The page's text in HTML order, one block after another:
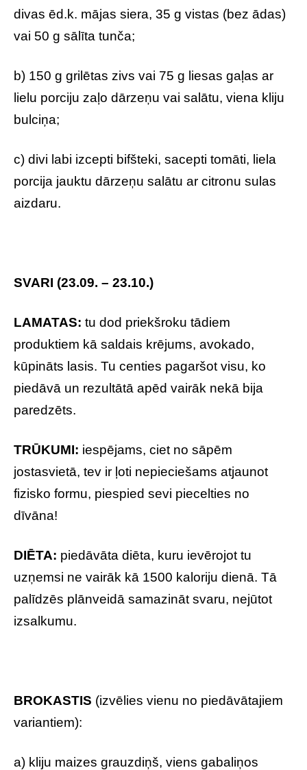
divas ēd.k. mājas siera, 35 g vistas (bez ādas)
vai 50 g sālīta tunča;
b) 150 g grilētas zivs vai 75 g liesas gaļas ar
lielu porciju zaļo dārzeņu vai salātu, viena kliju
bulciņa;
c) divi labi izcepti bifšteki, sacepti tomāti, liela
porcija jauktu dārzeņu salātu ar citronu sulas
aizdaru.
SVARI (23.09. – 23.10.)
LAMATAS: tu dod priekšroku tādiem
produktiem kā saldais krējums, avokado,
kūpināts lasis. Tu centies pagaršot visu, ko
piedāvā un rezultātā apēd vairāk nekā bija
paredzēts.
TRŪKUMI: iespējams, ciet no sāpēm
jostasvietā, tev ir ļoti nepieciešams atjaunot
fizisko formu, piespied sevi piecelties no
dīvāna!
DIĒTA: piedāvāta diēta, kuru ievērojot tu
uzņemsi ne vairāk kā 1500 kaloriju dienā. Tā
palīdzēs plānveidā samazināt svaru, nejūtot
izsalkumu.
BROKASTIS (izvēlies vienu no piedāvātajiem
variantiem):
a) kliju maizes grauzdiņš, viens gabaliņos